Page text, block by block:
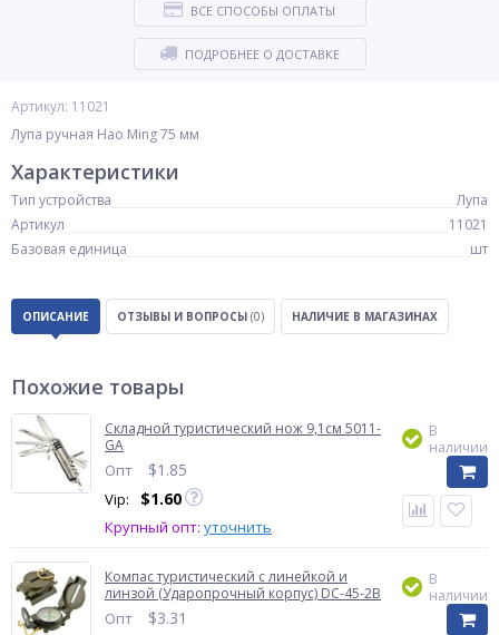
Артикул: 11021
Лупа ручная Hao Ming 75 мм
ВСЕ СПОСОБЫ ОПЛАТЫ
ПОДРОБНЕЕ О ДОСТАВКЕ
Характеристики
Тип устройства
Лупа
Артикул
11021
Базовая единица
шт
ОПИСАНИЕ ОТЗЫВЫ И ВОПРОСЫ (0) НАЛИЧИЕ В МАГАЗИНАХ
Похожие товары
Складной туристический нож 9,1см 5011-
GA
Опт $1.85
Vip: $1.60
Крупный опт: уточнить
В
наличии
Компас туристический с линейкой и
линзой (Ударопрочный корпус) DC-45-2B
Опт $3.31
В
наличии